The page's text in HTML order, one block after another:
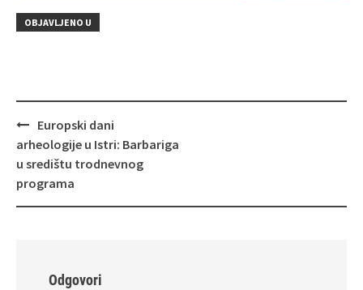
OBJAVLJENO U
Navigacija
objava
Europski dani
arheologije u Istri: Barbariga
u središtu trodnevnog
programa
Odgovori